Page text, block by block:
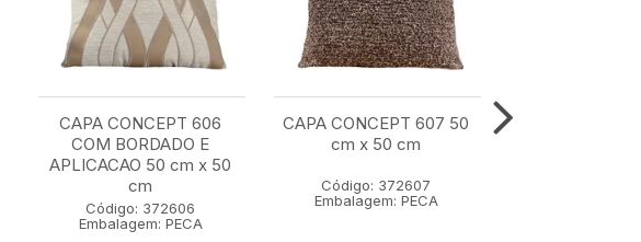
CAPA CONCEPT 606
COM BORDADO E
APLICACAO 50 cm x 50
cm
Código: 372606
Embalagem: PECA
CAPA CONCEPT 607 50
cm x 50 cm
Código: 372607
Embalagem: PECA